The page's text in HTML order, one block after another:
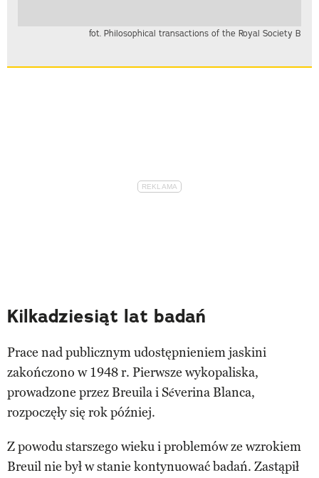
fot. Philosophical transactions of the Royal Society B
Kilkadziesiąt lat badań
Prace nad publicznym udostępnieniem jaskini
zakończono w 1948 r. Pierwsze wykopaliska,
prowadzone przez Breuila i Séverina Blanca,
rozpoczęły się rok później.
Z powodu starszego wieku i problemów ze wzrokiem
Breuil nie był w stanie kontynuować badań. Zastąpił